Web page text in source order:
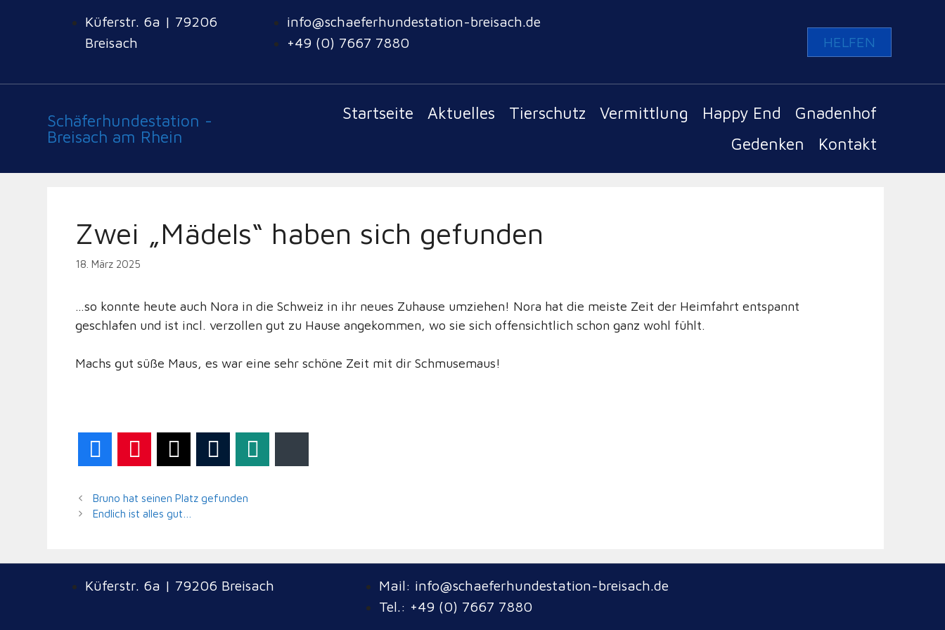
Küferstr. 6a | 79206
Breisach
info@schaeferhundestation-breisach.de
+49 (0) 7667 7880
HELFEN
Schäferhundestation -
Breisach am Rhein
Startseite Aktuelles Tierschutz Vermittlung Happy End
Gnadenhof
Gedenken
Kontakt
Zwei „Mädels“ haben sich gefunden
18. März 2025
…so konnte heute auch Nora in die Schweiz in ihr neues Zuhause umziehen! Nora hat die meiste Zeit der Heimfahrt entspannt
geschlafen und ist incl. verzollen gut zu Hause angekommen, wo sie sich offensichtlich schon ganz wohl fühlt.
Machs gut süße Maus, es war eine sehr schöne Zeit mit dir Schmusemaus!
Bruno hat seinen Platz gefunden
Endlich ist alles gut…
Küferstr. 6a | 79206 Breisach
Mail: info@schaeferhundestation-breisach.de
Tel.: +49 (0) 7667 7880